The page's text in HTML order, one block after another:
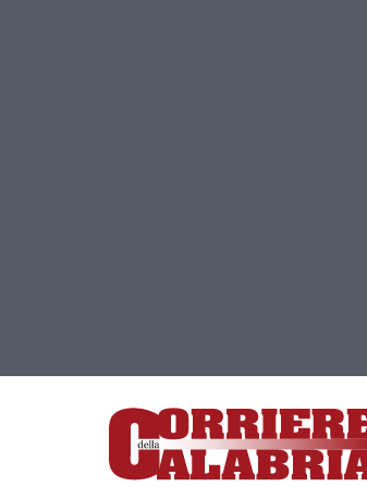
Lamezia Terme (CZ)
responsabile Paola Militano |Privacy